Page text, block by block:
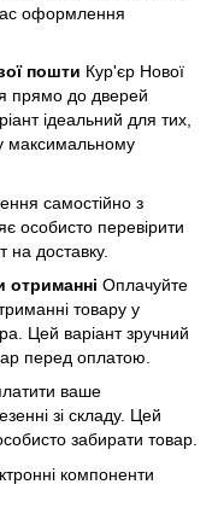
оформлення
пошти Кур'єр Нової
прямо до дверей
ідеальний для тих,
максимальному
самостійно з
особисто перевірити
на доставку.
отриманні Оплачуйте
товару у
Цей варіант зручний
перед оплатою.
ваше
зі складу. Цей
забирати товар.
компоненти